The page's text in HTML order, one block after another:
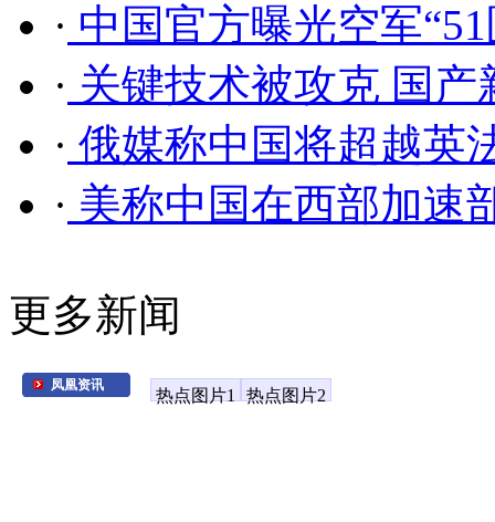
· 中国官方曝光空军
· 关键技术被攻克 国
· 俄媒称中国将超越英
· 美称中国在西部加速
更多新闻
凤凰资讯
热点图片1 热点图片2